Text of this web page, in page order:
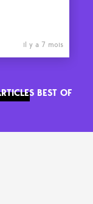
il y a 7 mois
BEST OF